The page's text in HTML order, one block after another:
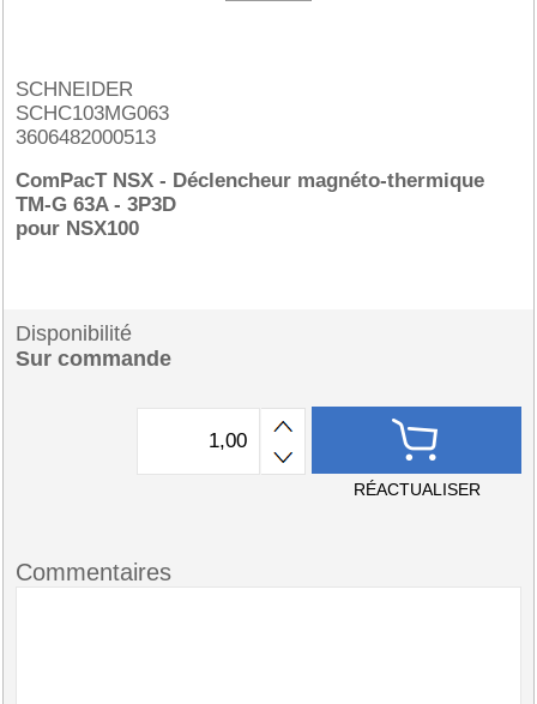
SCHNEIDER
SCHC103MG063
3606482000513
ComPacT NSX - Déclencheur magnéto-thermique
TM-G 63A - 3P3D
pour NSX100
Disponibilité
Sur commande
RÉACTUALISER
Commentaires